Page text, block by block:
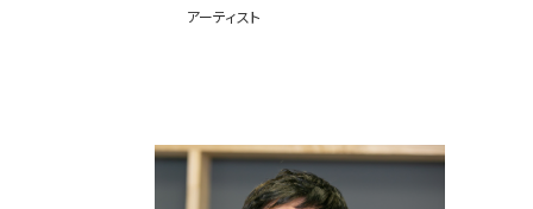
アーティスト